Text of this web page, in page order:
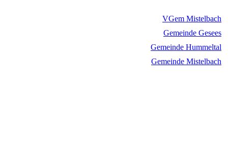
VGem Mistelbach
Gemeinde Gesees
Gemeinde Hummeltal
Gemeinde Mistelbach